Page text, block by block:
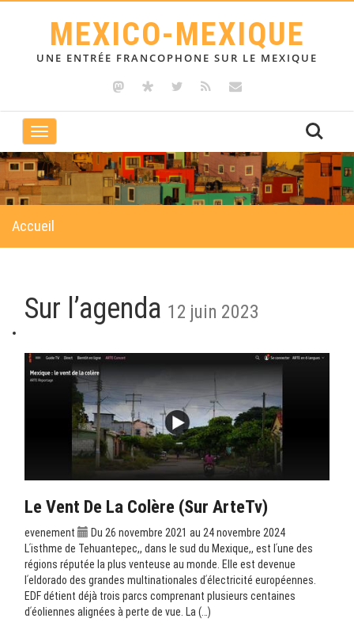
MEXICO-MEXIQUE
UNE ENTRÉE FRANCOPHONE SUR LE MEXIQUE
Toggle
navigation
Accueil
Sur l’agenda 12 juin 2023
Le Vent De La Colère (sur ArteTv)
evenement
Du 26 novembre 2021 au 24 novembre 2024
Lʹisthme de Tehuantepec,, dans le sud du Mexique,, est lʹune des
régions réputée la plus venteuse au monde. Elle est devenue
lʹeldorado des grandes multinationales dʹélectricité européennes.
EDF détient déjà trois parcs comprenant plusieurs centaines
dʹéoliennes alignées à perte de vue. La (…)